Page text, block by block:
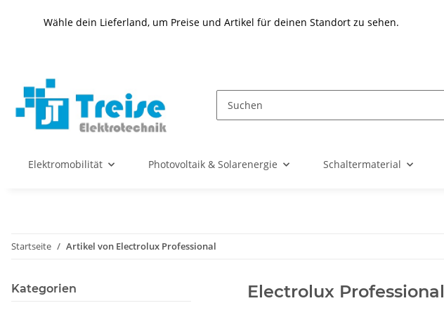
Wähle dein Lieferland, um Preise und Artikel für deinen Standort zu sehen.
Elektromobilität Photovoltaik & Solarenergie Schaltermaterial
Startseite Artikel von Electrolux Professional
Electrolux Professional
Kategorien